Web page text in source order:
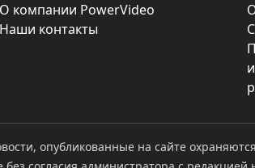
О компании PowerVideo
Наши контакты
опубликованные на сайте